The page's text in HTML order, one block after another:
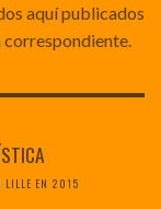
aquí publicados
LILLE EN 2015